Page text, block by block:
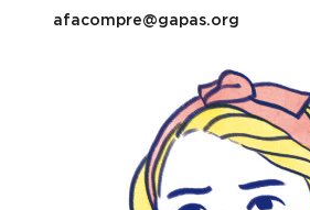
afacompre@gapas.org